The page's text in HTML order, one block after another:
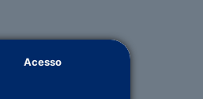
Acesso